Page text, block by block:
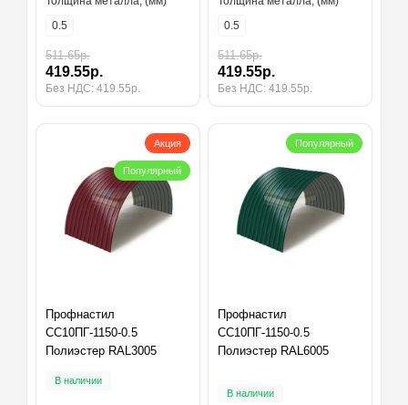
0.5
511.65р.
419.55р.
Без НДС: 419.55р.
0.5
511.65р.
419.55р.
Без НДС: 419.55р.
Акция
Популярный
Профнастил
СС10ПГ-1150-0.5
Полиэстер RAL3005
В наличии
Популярный
Профнастил
СС10ПГ-1150-0.5
Полиэстер RAL6005
В наличии